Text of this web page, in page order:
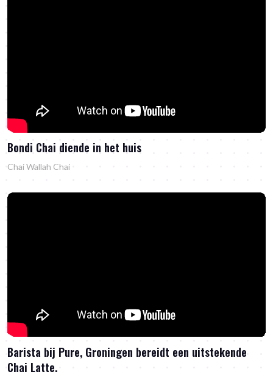
Bondi Chai diende in het huis
Chai Wallah Chai
Barista bij Pure, Groningen bereidt een uitstekende
Chai Latte.